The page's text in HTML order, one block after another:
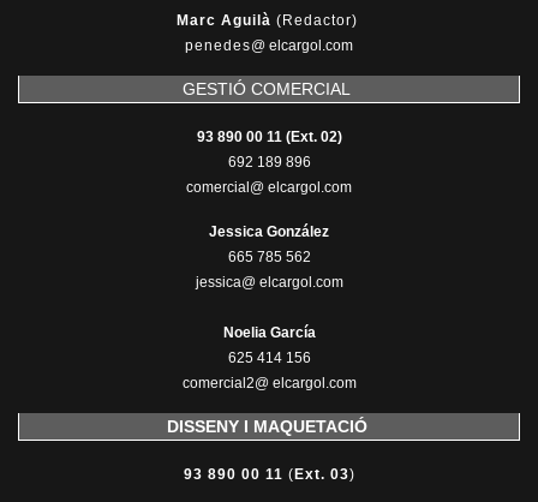
Marc Aguilà (Redactor)
penedes@ elcargol.com
GESTIÓ COMERCIAL
93 890 00 11 (Ext. 02)
692 189 896
comercial@ elcargol.com
Jessica González
665 785 562
jessica@ elcargol.com
Noelia García
625 414 156
comercial2@ elcargol.com
DISSENY I MAQUETACIÓ
93 890 00 11 ( Ext. 03)